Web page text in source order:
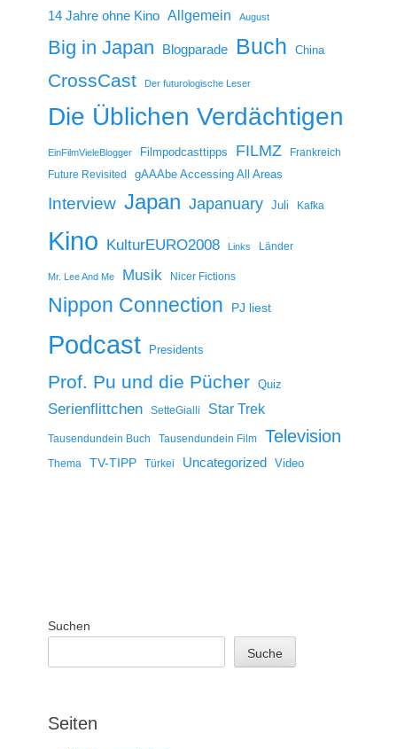
14 Jahre ohne Kino Allgemein August
Big in Japan Blogparade Buch China
CrossCast Der futurologische Leser
Die Üblichen Verdächtigen
EinFilmVieleBlogger Filmpodcasttipps FILMZ
Frankreich
Future Revisited
gAAAbe Accessing All Areas
Interview Japan Japanuary Juli Kafka
Kino KulturEURO2008 Links Länder
Mr. Lee And Me Musik Nicer Fictions
Nippon Connection PJ liest
Podcast Presidents
Prof. Pu und die Pücher Quiz
Serienflittchen SetteGialli Star Trek
Tausendundein Buch Tausendundein Film Television
Thema TV-TIPP Türkei Uncategorized Video
Suchen
Suche
Seiten